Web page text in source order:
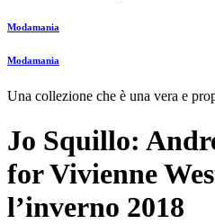
Modamania
Modamania
Una collezione che è una vera e
Jo Squillo:
for Vivienne
lʼinverno 2018